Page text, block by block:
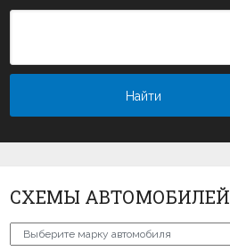
СХЕМЫ АВТОМОБИЛЕЙ
Схемы